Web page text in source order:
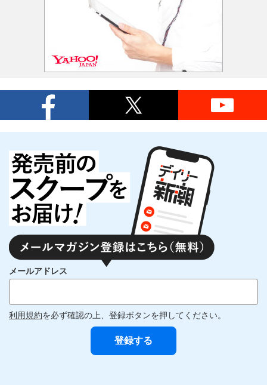
メールアドレス
利用規約を必ず確認の上、登録ボタンを押してください。